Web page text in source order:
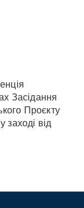
Засідання
Проєкту
заході від